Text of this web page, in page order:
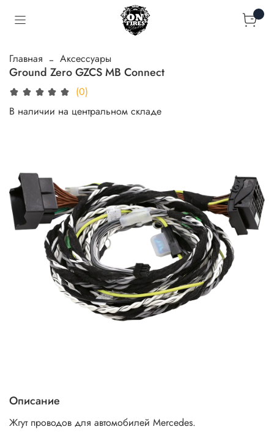
Главная Аксессуары
Ground Zero GZCS MB Connect
(0)
В наличии на центральном складе
Описание
Жгут проводов для автомобилей Mercedes.